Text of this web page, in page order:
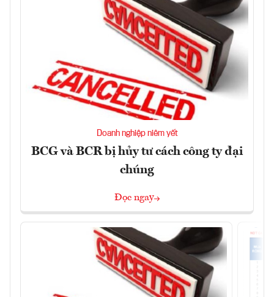
Doanh nghiệp niêm yết
BCG và BCR bị hủy tư cách công ty đại
chúng
Đọc ngay